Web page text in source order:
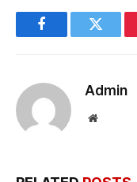
FacebookTwitter
Admin
Website